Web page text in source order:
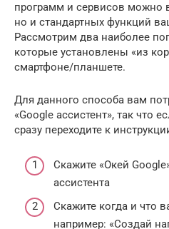
программ и сервисов можно
но и стандартных функций
Рассмотрим два наиболее
которые установлены «из
смартфоне/планшете.
Для данного способа вам
«Google ассистент», так что
сразу переходите к
Скажите «Окей
ассистента
Скажите когда и что
например: «Создай